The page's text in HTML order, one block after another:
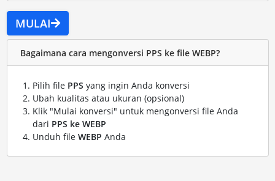
MULAI
Bagaimana cara mengonversi PPS ke file WEBP?
Pilih file PPS yang ingin Anda konversi
Ubah kualitas atau ukuran (opsional)
Klik "Mulai konversi" untuk mengonversi file Anda
dari PPS ke WEBP
Unduh file WEBP Anda